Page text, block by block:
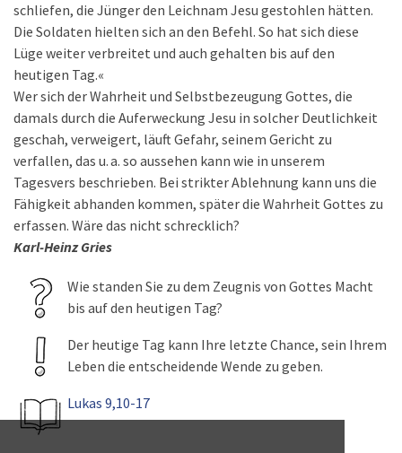
schliefen, die Jünger den Leichnam Jesu gestohlen hätten.
Die Soldaten hielten sich an den Befehl. So hat sich diese
Lüge weiter verbreitet und auch gehalten bis auf den
heutigen Tag.«
Wer sich der Wahrheit und Selbstbezeugung Gottes, die
damals durch die Auferweckung Jesu in solcher Deutlichkeit
geschah, verweigert, läuft Gefahr, seinem Gericht zu
verfallen, das u. a. so aussehen kann wie in unserem
Tagesvers beschrieben. Bei strikter Ablehnung kann uns die
Fähigkeit abhanden kommen, später die Wahrheit Gottes zu
erfassen. Wäre das nicht schrecklich?
Karl-Heinz Gries
Wie standen Sie zu dem Zeugnis von Gottes Macht
bis auf den heutigen Tag?
Der heutige Tag kann Ihre letzte Chance, sein Ihrem
Leben die entscheidende Wende zu geben.
Lukas 9,10-17